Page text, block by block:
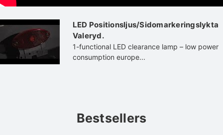
LED Positionsljus/Sidomarkeringslykta
Valeryd.
1-functional LED clearance lamp – low power
consumption europe...
Bestsellers